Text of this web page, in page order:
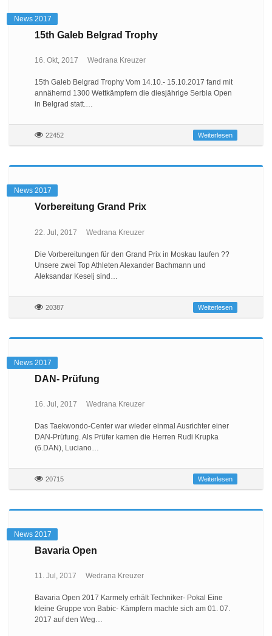
News 2017
15th Galeb Belgrad Trophy
16. Okt, 2017 Wedrana Kreuzer
15th Galeb Belgrad Trophy Vom 14.10.- 15.10.2017 fand mit
annähernd 1300 Wettkämpfern die diesjährige Serbia Open
in Belgrad statt.…
22452 Weiterlesen
News 2017
Vorbereitung Grand Prix
22. Jul, 2017 Wedrana Kreuzer
Die Vorbereitungen für den Grand Prix in Moskau laufen ??
Unsere zwei Top Athleten Alexander Bachmann und
Aleksandar Keselj sind…
20387 Weiterlesen
News 2017
DAN- Prüfung
16. Jul, 2017 Wedrana Kreuzer
Das Taekwondo-Center war wieder einmal Ausrichter einer
DAN-Prüfung. Als Prüfer kamen die Herren Rudi Krupka
(6.DAN), Luciano…
20715 Weiterlesen
News 2017
Bavaria Open
11. Jul, 2017 Wedrana Kreuzer
Bavaria Open 2017 Karmely erhält Techniker- Pokal Eine
kleine Gruppe von Babic- Kämpfern machte sich am 01. 07.
2017 auf den Weg…